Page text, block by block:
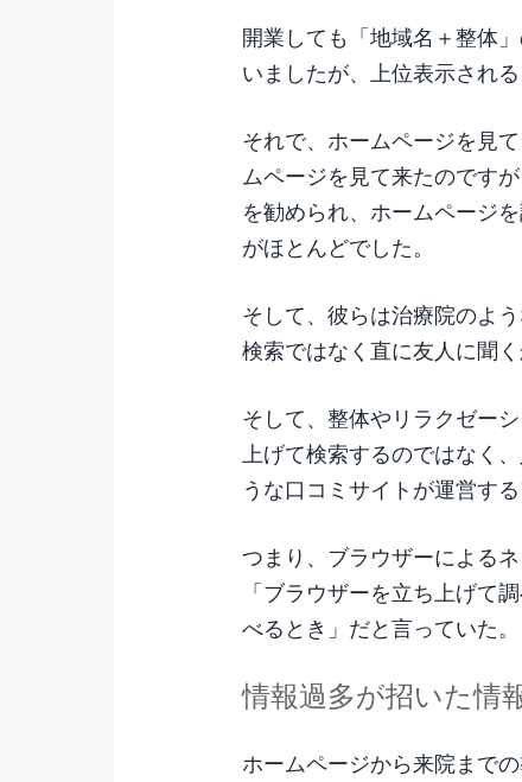
開業しても「地域名＋整体
いましたが、上位表示され
それで、ホームページを見
ムページを見て来たのです
を勧められ、ホームページ
がほとんどでした。
そして、彼らは治療院のよ
検索ではなく直に友人に聞
そして、整体やリラクゼー
上げて検索するのではなく
うな口コミサイトが運営す
つまり、ブラウザーによる
「ブラウザーを立ち上げて
べるとき」だと言っていた。
情報過多が招いた情
ホームページから来院まで